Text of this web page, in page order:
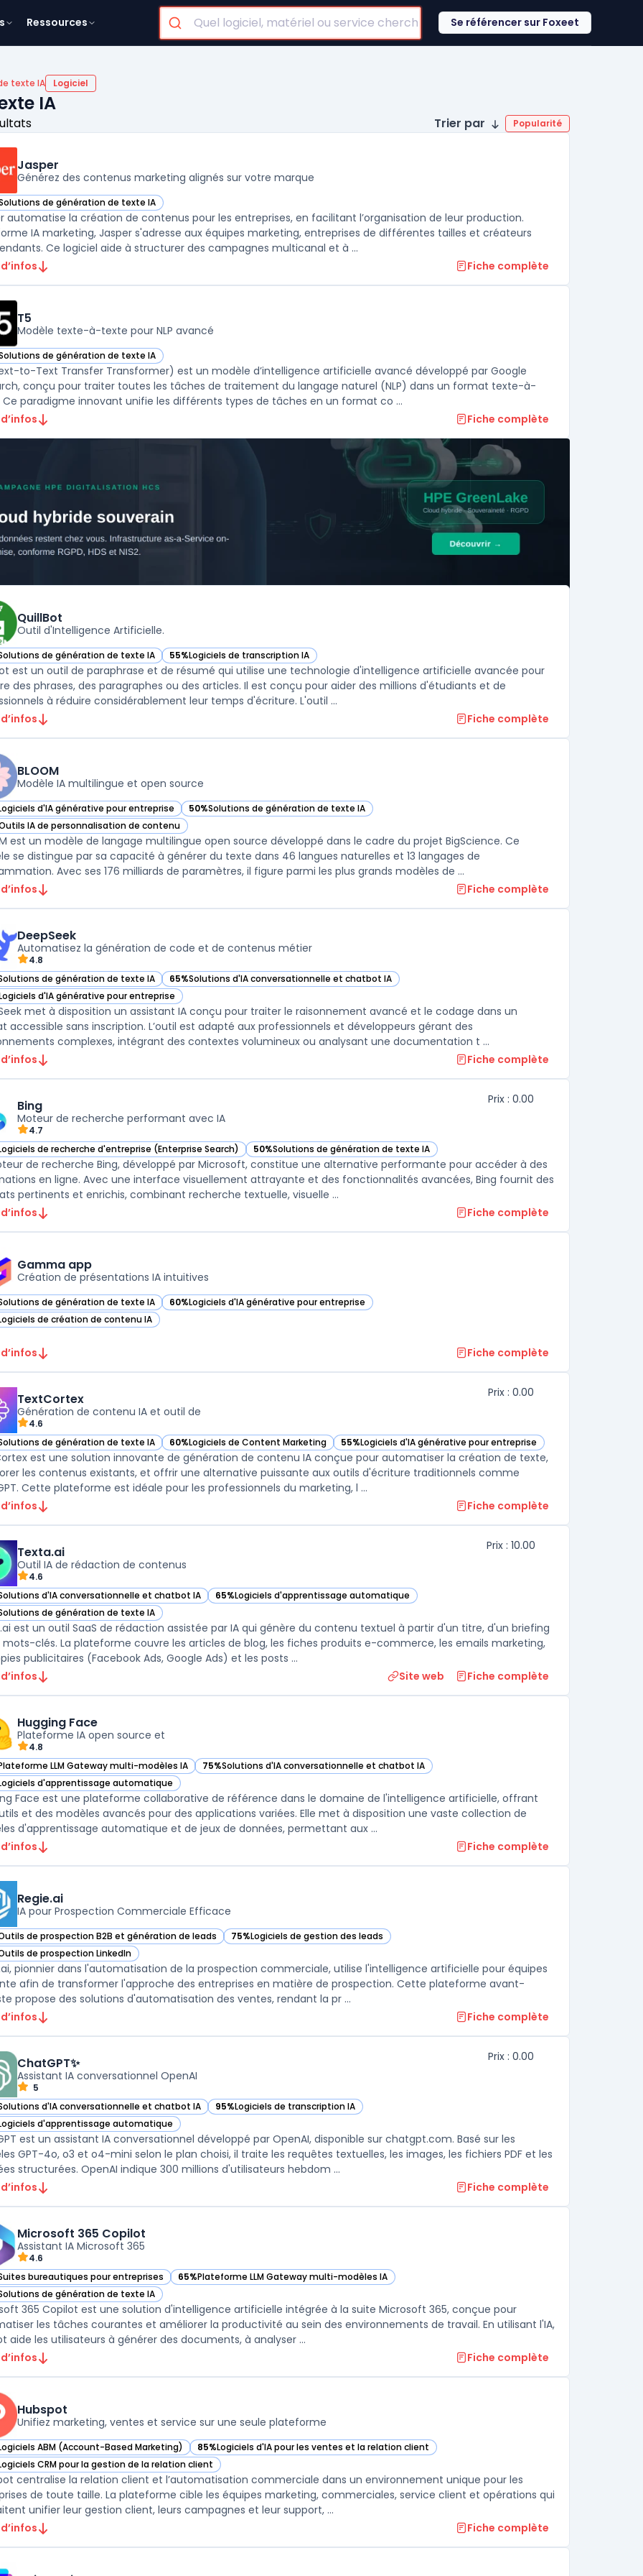
Ressources Se référencer sur Foxeet
texte IA Logiciel
IA
Trier par Popularité
Jasper
Générez des contenus marketing alignés sur votre marque
de génération de texte IA
Jasper dans cette catégorie
automatise la création de contenus pour les entreprises, en facilitant l’organisation de leur production.
IA marketing, Jasper s'adresse aux équipes marketing, entreprises de différentes tailles et créateurs
indépendants. Ce logiciel aide à structurer des campagnes multicanal et à ...
Fiche complète
T5
Modèle texte-à-texte pour NLP avancé
de génération de texte IA
T5 dans cette catégorie
to-Text Transfer Transformer) est un modèle d’intelligence artificielle avancé développé par Google
conçu pour traiter toutes les tâches de traitement du langage naturel (NLP) dans un format texte-à-
Ce paradigme innovant unifie les différents types de tâches en un format co ...
Fiche complète
QuillBot
Outil d'Intelligence Artificielle.
de génération de texte IA
QuillBot dans cette catégorie 55%Logiciels de transcription IA
— voir QuillBot dans cette catégorie
est un outil de paraphrase et de résumé qui utilise une technologie d'intelligence artificielle avancée pour
des phrases, des paragraphes ou des articles. Il est conçu pour aider des millions d'étudiants et de
à réduire considérablement leur temps d'écriture. L'outil ...
Fiche complète
BLOOM
Modèle IA multilingue et open source
d'IA générative pour entreprise
BLOOM dans cette catégorie 50%Solutions de génération de texte IA
— voir BLOOM dans cette catégorie
IA de personnalisation de contenu
BLOOM dans cette catégorie
est un modèle de langage multilingue open source développé dans le cadre du projet BigScience. Ce
se distingue par sa capacité à générer du texte dans 46 langues naturelles et 13 langages de
programmation. Avec ses 176 milliards de paramètres, il figure parmi les plus grands modèles de ...
Fiche complète
DeepSeek
Automatisez la génération de code et de contenus métier
4.8
de génération de texte IA
DeepSeek dans cette catégorie 65%Solutions d'IA conversationnelle et chatbot IA
— voir DeepSeek dans cette catégorie
d'IA générative pour entreprise
DeepSeek dans cette catégorie
met à disposition un assistant IA conçu pour traiter le raisonnement avancé et le codage dans un
accessible sans inscription. L’outil est adapté aux professionnels et développeurs gérant des
complexes, intégrant des contextes volumineux ou analysant une documentation t ...
Fiche complète
Bing
Moteur de recherche performant avec IA
4.7
Prix : 0.00
de recherche d'entreprise (Enterprise Search)
Bing dans cette catégorie 50%Solutions de génération de texte IA
— voir Bing dans cette catégorie
de recherche Bing, développé par Microsoft, constitue une alternative performante pour accéder à des
en ligne. Avec une interface visuellement attrayante et des fonctionnalités avancées, Bing fournit des
pertinents et enrichis, combinant recherche textuelle, visuelle ...
Fiche complète
Gamma app
Création de présentations IA intuitives
de génération de texte IA
Gamma app dans cette catégorie 60%Logiciels d'IA générative pour entreprise
— voir Gamma app dans cette catégorie
de création de contenu IA
Gamma app dans cette catégorie
Fiche complète
TextCortex
Génération de contenu IA et outil de
4.6
Prix : 0.00
de génération de texte IA
TextCortex dans cette catégorie 60%Logiciels de Content Marketing
— voir TextCortex dans cette catégorie55%Logiciels d'IA générative pour entreprise
— voir TextCortex dans cette catégorie
est une solution innovante de génération de contenu IA conçue pour automatiser la création de texte,
les contenus existants, et offrir une alternative puissante aux outils d'écriture traditionnels comme
Cette plateforme est idéale pour les professionnels du marketing, l ...
Fiche complète
Texta.ai
Outil IA de rédaction de contenus
4.6
Prix : 10.00
d'IA conversationnelle et chatbot IA
Texta.ai dans cette catégorie 65%Logiciels d'apprentissage automatique
— voir Texta.ai dans cette catégorie
de génération de texte IA
Texta.ai dans cette catégorie
est un outil SaaS de rédaction assistée par IA qui génère du contenu textuel à partir d'un titre, d'un briefing
mots-clés. La plateforme couvre les articles de blog, les fiches produits e-commerce, les emails marketing,
les copies publicitaires (Facebook Ads, Google Ads) et les posts ...
Site web Fiche complète
Hugging Face
Plateforme IA open source et
4.8
LLM Gateway multi-modèles IA
Hugging Face dans cette catégorie 75%Solutions d'IA conversationnelle et chatbot IA
— voir Hugging Face dans cette catégorie
d'apprentissage automatique
Hugging Face dans cette catégorie
Face est une plateforme collaborative de référence dans le domaine de l'intelligence artificielle, offrant
et des modèles avancés pour des applications variées. Elle met à disposition une vaste collection de
d'apprentissage automatique et de jeux de données, permettant aux ...
Fiche complète
Regie.ai
IA pour Prospection Commerciale Efficace
de prospection B2B et génération de leads
Regie.ai dans cette catégorie 75%Logiciels de gestion des leads
— voir Regie.ai dans cette catégorie
de prospection LinkedIn
Regie.ai dans cette catégorie
pionnier dans l'automatisation de la prospection commerciale, utilise l'intelligence artificielle pour équipes
afin de transformer l'approche des entreprises en matière de prospection. Cette plateforme avant-
propose des solutions d'automatisation des ventes, rendant la pr ...
Fiche complète
ChatGPT✨
Assistant IA conversationnel OpenAI
5
Prix : 0.00
d'IA conversationnelle et chatbot IA
ChatGPT✨ dans cette catégorie 95%Logiciels de transcription IA
— voir ChatGPT✨ dans cette catégorie
d'apprentissage automatique
ChatGPT✨ dans cette catégorie
est un assistant IA conversationnel développé par OpenAI, disponible sur chatgpt.com. Basé sur les
GPT-4o, o3 et o4-mini selon le plan choisi, il traite les requêtes textuelles, les images, les fichiers PDF et les
structurées. OpenAI indique 300 millions d'utilisateurs hebdom ...
Fiche complète
Microsoft 365 Copilot
Assistant IA Microsoft 365
4.6
bureautiques pour entreprises
Microsoft 365 Copilot dans cette catégorie
65%Plateforme LLM Gateway multi-modèles IA
— voir Microsoft 365 Copilot dans cette catégorie
de génération de texte IA
Microsoft 365 Copilot dans cette catégorie
365 Copilot est une solution d'intelligence artificielle intégrée à la suite Microsoft 365, conçue pour
les tâches courantes et améliorer la productivité au sein des environnements de travail. En utilisant l'IA,
Copilot aide les utilisateurs à générer des documents, à analyser ...
Fiche complète
Hubspot
Unifiez marketing, ventes et service sur une seule plateforme
ABM (Account-Based Marketing)
Hubspot dans cette catégorie 85%Logiciels d'IA pour les ventes et la relation client
— voir Hubspot dans cette catégorie
CRM pour la gestion de la relation client
Hubspot dans cette catégorie
centralise la relation client et l’automatisation commerciale dans un environnement unique pour les
de toute taille. La plateforme cible les équipes marketing, commerciales, service client et opérations qui
souhaitent unifier leur gestion client, leurs campagnes et leur support, ...
Fiche complète